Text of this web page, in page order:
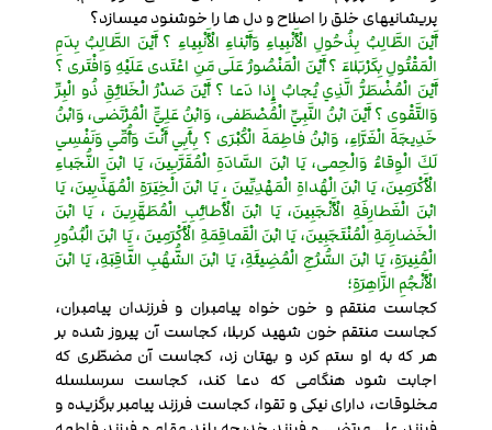
پریشانی‏های خلق را اصلاح و دل ها را خوشنود می‏سازد؟
أَيْنَ الطَّالِبُ بِذُحُولِ الْأَنْبِياءِ وَأَبْناءِ الْأَنْبِياءِ ؟ أَيْنَ الطَّالِبُ بِدَمِ
الْمَقْتُولِ بِكَرْبَلاءَ ؟ أَيْنَ الْمَنْصُورُ عَلَى مَنِ اعْتَدى عَلَيْهِ وَافْتَرى ؟
أَيْنَ الْمُضْطَرُّ الَّذِي يُجابُ إِذا دَعا ؟ أَيْنَ صَدْرُ الْخَلائِقِ ذُو الْبِرِّ
وَالتَّقْوى ؟ أَيْنَ ابْنُ النَّبِيِّ الْمُصْطَفى، وَابْنُ عَلِيٍّ الْمُرْتَضى، وَابْنُ
خَدِيجَةَ الْغَرَّاءِ، وَابْنُ فاطِمَةَ الْكُبْرَى ؟ بِأَبِي أَنْتَ وَأُمِّي وَنَفْسِي
لَكَ الْوِقاءُ وَالْحِمى، يَا ابْنَ السَّادَةِ الْمُقَرَّبِينَ، يَا ابْنَ النُّجَباءِ
الْأَكْرَمِينَ، يَا ابْنَ الْهُداةِ الْمَهْدِيِّينَ ، يَا ابْنَ الْخِيَرَةِ الْمُهَذَّبِينَ، يَا
ابْنَ الْغَطارِفَةِ الْأَنْجَبِينَ، يَا ابْنَ الْأَطائِبِ الْمُطَهَّرِينَ ، يَا ابْنَ
الْخَضارِمَةِ الْمُنْتَجَبِينَ، يَا ابْنَ الْقَماقِمَةِ الْأَكْرَمِينَ ، يَا ابْنَ الْبُدُورِ
الْمُنِيرَةِ، يَا ابْنَ السُّرُجِ الْمُضِيئَةِ، يَا ابْنَ الشُّهُبِ الثَّاقِبَةِ، يَا ابْنَ
الْأَنْجُمِ الزَّاهِرَةِ؛
کجاست منتقم و خون خواه پیامبران و فرزندان پیامبران،
کجاست منتقم خون شهید کربلا، کجاست آن پیروز شده بر
هر که به او ستم کرد و بهتان زد، کجاست آن مضطّری که
اجابت شود هنگامی که دعا کند، کجاست سرسلسله
مخلوقات، دارای نیکی و تقوا، کجاست فرزند پیامبر برگزیده و